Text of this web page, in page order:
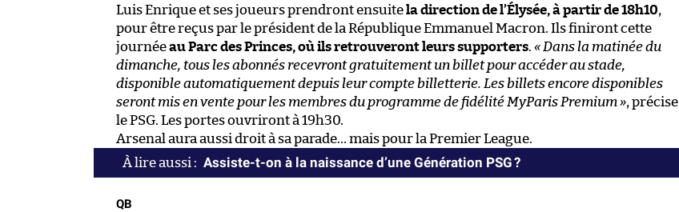
Luis Enrique et ses joueurs prendront ensuitela direction de l’Élysée, à partir de 18h10,
pour être reçus par le président de la République Emmanuel Macron. Ils finiront cette
journéeau Parc des Princes, où ils retrouveront leurs supporters. « Dans la matinée du
dimanche, tous les abonnés recevront gratuitement un billet pour accéder au stade,
disponible automatiquement depuis leur compte billetterie. Les billets encore disponibles
seront mis en vente pour les membres du programme de fidélité MyParis Premium », précise
le PSG. Les portes ouvriront à 19h30.
Arsenal aura aussi droit à sa parade… mais pour la Premier League.
Assiste-t-on à la naissance d’une Génération PSG ?
QB